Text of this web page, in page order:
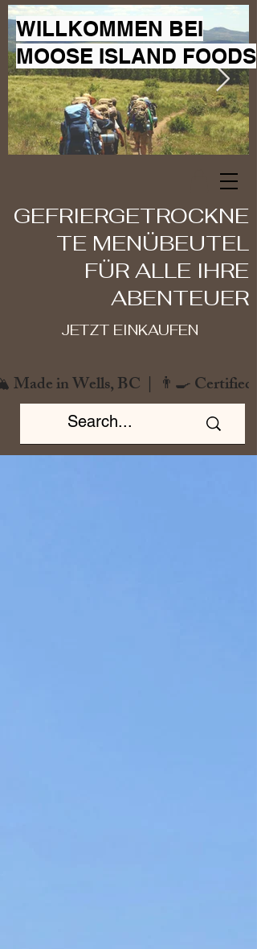
WILLKOMMEN BEI
MOOSE ISLAND FOODS
GEFRIERGETROCKNE
TE MENÜBEUTEL
FÜR ALLE IHRE
ABENTEUER
JETZT EINKAUFEN
in Wells, BC  |  👨‍🍳 Certified